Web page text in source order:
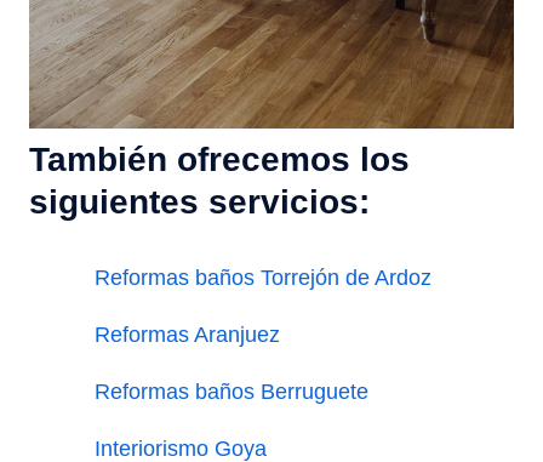
También ofrecemos los
siguientes servicios:
Reformas baños Torrejón de Ardoz
Reformas Aranjuez
Reformas baños Berruguete
Interiorismo Goya